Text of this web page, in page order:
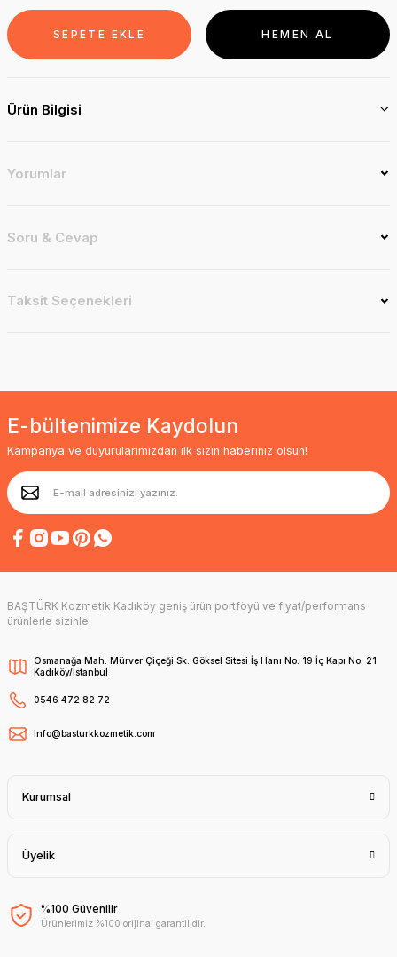
SEPETE EKLE HEMEN AL
Ürün Bilgisi
Yorumlar
Soru & Cevap
Taksit Seçenekleri
E-bültenimize Kaydolun
Kampanya ve duyurularımızdan ilk sizin haberiniz olsun!
BAŞTÜRK Kozmetik Kadıköy geniş ürün portföyü ve fiyat/performans
ürünlerle sizinle.
Osmanağa Mah. Mürver Çiçeği Sk. Göksel Sitesi İş Hanı No: 19 İç Kapı No: 21
Kadıköy/İstanbul
0546 472 82 72
info@basturkkozmetik.com
Kurumsal
Üyelik
%100 Güvenilir
Ürünlerimiz %100 orijinal garantilidir.